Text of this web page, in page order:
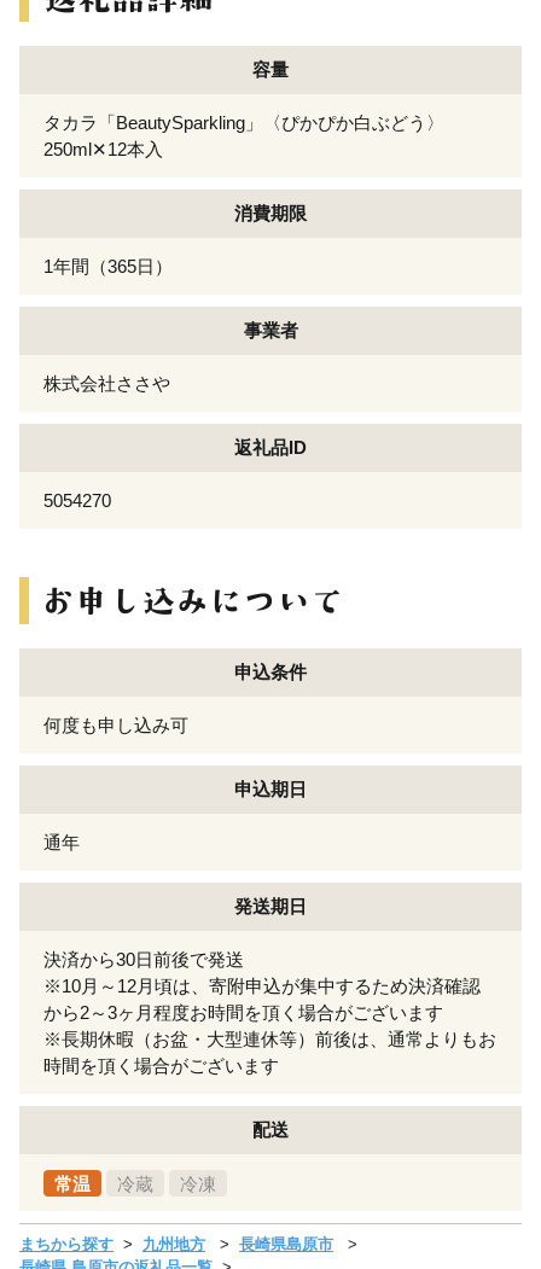
容量
タカラ「BeautySparkling」〈ぴかぴか白ぶどう〉
250ml✕12本入
消費期限
1年間（365日）
事業者
株式会社ささや
返礼品ID
5054270
申込条件
何度も申し込み可
申込期日
通年
発送期日
決済から30日前後で発送
※10月～12月頃は、寄附申込が集中するため決済確認
から2～3ヶ月程度お時間を頂く場合がございます
※長期休暇（お盆・大型連休等）前後は、通常よりもお
時間を頂く場合がございます
配送
常温 冷蔵 冷凍
まちから探す 九州地方
長崎県島原市